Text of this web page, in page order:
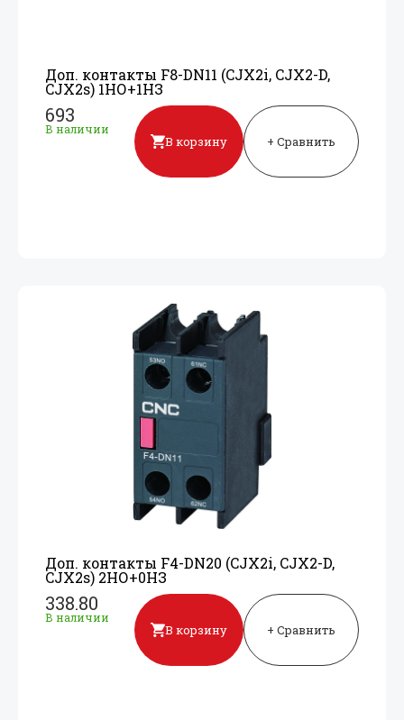
Доп. контакты F8-DN11 (CJX2i, CJX2-D,
CJX2s) 1НО+1НЗ
693
В наличии
В корзину + Сравнить
Доп. контакты F4-DN20 (CJX2i, CJX2-D,
CJX2s) 2НО+0НЗ
338.80
В наличии
В корзину + Сравнить